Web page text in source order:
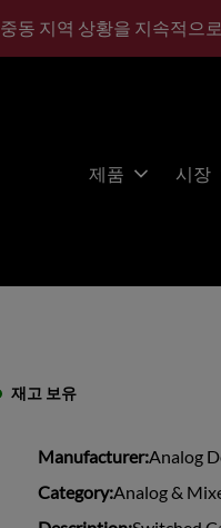
중동 지역 상황을 지속적으
제품 시장
재고 보유
Manufacturer:Analog
Category:Analog &